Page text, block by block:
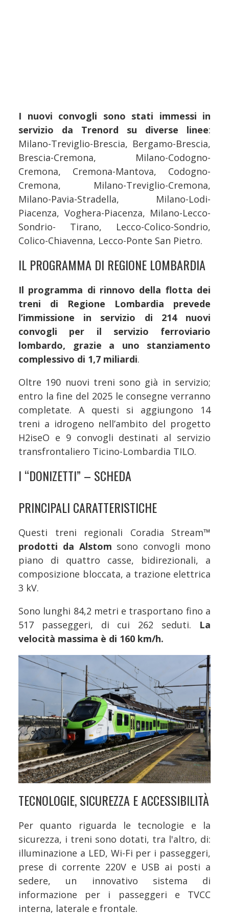
I nuovi convogli sono stati immessi in
servizio da Trenord su diverse linee:
Milano-Treviglio-Brescia, Bergamo-Brescia,
Brescia-Cremona, Milano-Codogno-
Cremona, Cremona-Mantova, Codogno-
Cremona, Milano-Treviglio-Cremona,
Milano-Pavia-Stradella, Milano-Lodi-
Piacenza, Voghera-Piacenza, Milano-Lecco-
Sondrio- Tirano, Lecco-Colico-Sondrio,
Colico-Chiavenna, Lecco-Ponte San Pietro.
IL PROGRAMMA DI REGIONE LOMBARDIA
Il programma di rinnovo della flotta dei
treni di Regione Lombardia prevede
l’immissione in servizio di 214 nuovi
convogli per il servizio ferroviario
lombardo, grazie a uno stanziamento
complessivo di 1,7 miliardi.
Oltre 190 nuovi treni sono già in servizio;
entro la fine del 2025 le consegne verranno
completate. A questi si aggiungono 14
treni a idrogeno nell’ambito del progetto
H2iseO e 9 convogli destinati al servizio
transfrontaliero Ticino-Lombardia TILO.
I “DONIZETTI” – SCHEDA
PRINCIPALI CARATTERISTICHE
Questi treni regionali Coradia Stream™
prodotti da Alstom sono convogli mono
piano di quattro casse, bidirezionali, a
composizione bloccata, a trazione elettrica
3 kV.
Sono lunghi 84,2 metri e trasportano fino a
517 passeggeri, di cui 262 seduti. La
velocità massima è di 160 km/h.
TECNOLOGIE, SICUREZZA E ACCESSIBILITÀ
Per quanto riguarda le tecnologie e la
sicurezza, i treni sono dotati, tra l'altro, di:
illuminazione a LED, Wi-Fi per i passeggeri,
prese di corrente 220V e USB ai posti a
sedere, un innovativo sistema di
informazione per i passeggeri e TVCC
interna, laterale e frontale.